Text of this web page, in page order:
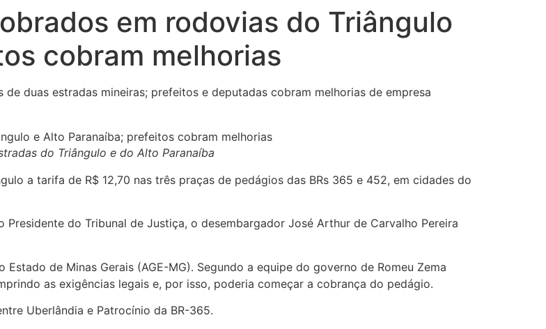
em rodovias do Triângulo
cobram melhorias
duas estradas mineiras; prefeitos e deputadas cobram melhorias de empresa
do Triângulo e do Alto Paranaíba
a tarifa de R$ 12,70 nas três praças de pedágios das BRs 365 e 452, em cidades do
do Tribunal de Justiça, o desembargador José Arthur de Carvalho Pereira
de Minas Gerais (AGE-MG). Segundo a equipe do governo de Romeu Zema
as exigências legais e, por isso, poderia começar a cobrança do pedágio.
Uberlândia e Patrocínio da BR-365.